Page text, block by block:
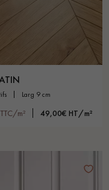
larg 9 cm
m² 49,00€ HT/m²